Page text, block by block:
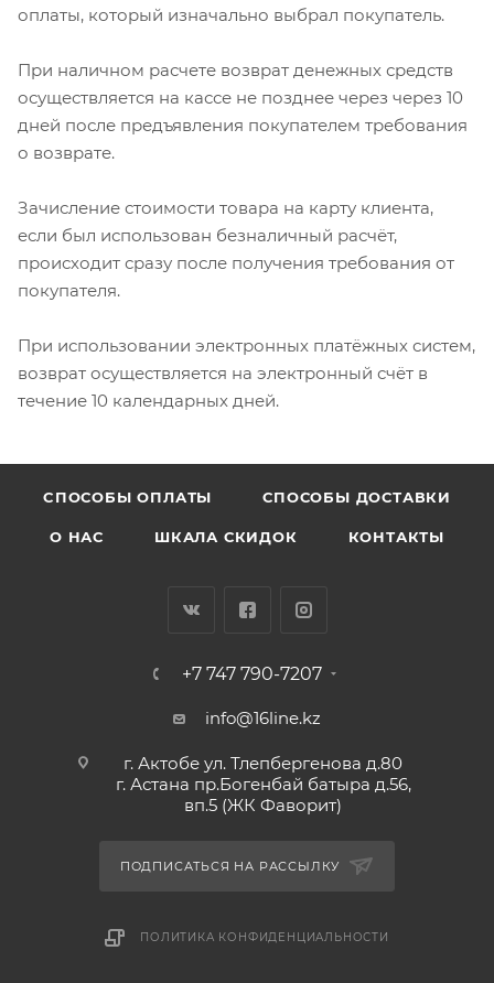
оплаты, который изначально выбрал покупатель.
При наличном расчете возврат денежных средств
осуществляется на кассе не позднее через через 10
дней после предъявления покупателем требования
о возврате.
Зачисление стоимости товара на карту клиента,
если был использован безналичный расчёт,
происходит сразу после получения требования от
покупателя.
При использовании электронных платёжных систем,
возврат осуществляется на электронный счёт в
течение 10 календарных дней.
CПОСОБЫ ОПЛАТЫ СПОСОБЫ ДОСТАВКИ
О НАС ШКАЛА СКИДОК КОНТАКТЫ
+7 747 790-7207
info@16line.kz
г. Актобе ул. Тлепбергенова д.80
г. Астана пр.Богенбай батыра д.56,
вп.5 (ЖК Фаворит)
ПОДПИСАТЬСЯ НА РАССЫЛКУ
ПОЛИТИКА КОНФИДЕНЦИАЛЬНОСТИ